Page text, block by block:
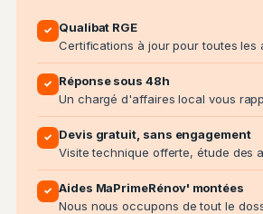
✓
Qualibat RGE
Certifications à jour pour toutes les
✓
Réponse sous 48h
Un chargé d'affaires local vous
✓
Devis gratuit, sans engagement
Visite technique offerte, étude des
✓ Aides MaPrimeRénov' montées
Nous nous occupons de tout le